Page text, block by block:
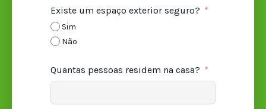
Existe um espaço exterior seguro?
Sim
Não
Quantas pessoas residem na casa?